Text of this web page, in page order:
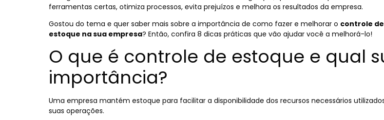
ferramentas certas, otimiza processos, evita prejuízos e melhora os resultados da empresa.
Gostou do tema e quer saber mais sobre a importância de como fazer e melhorar o controle de
estoque na sua empresa? Então, confira 8 dicas práticas que vão ajudar você a melhorá-lo!
O que é controle de estoque e qual
importância?
Uma empresa mantém estoque para facilitar a disponibilidade dos recursos necessários
suas operações.